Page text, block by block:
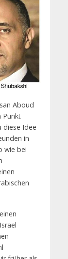
Aboud
Punkt
diese Idee
in
wie bei